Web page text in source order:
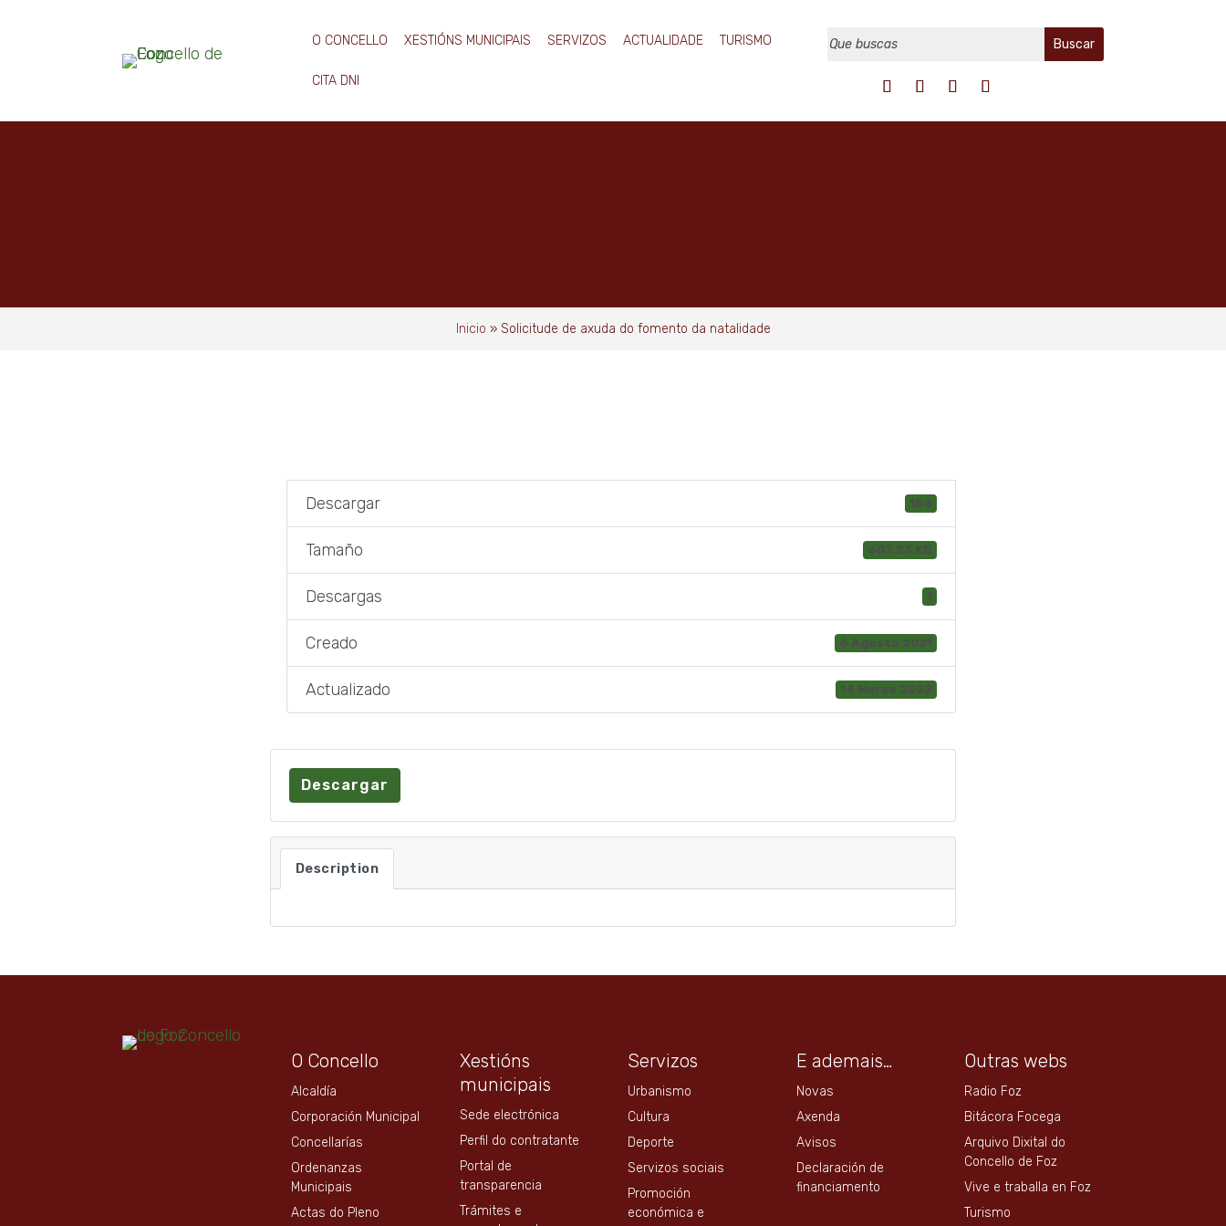
O CONCELLO XESTIÓNS MUNICIPAIS SERVIZOS ACTUALIDADE TURISMO
CITA DNI
Inicio » Solicitude de axuda do fomento da natalidade
Descargar 154
Tamaño 607.23 KB
Descargas 1
Creado 6 Agosto 2021
Actualizado 14 Marzo 2022
Descargar
Description
O Concello
Alcaldía
Corporación Municipal
Concellarías
Ordenanzas
Municipais
Actas do Pleno
Xestións
municipais
Sede electrónica
Perfil do contratante
Portal de
transparencia
Trámites e
Servizos
Urbanismo
Cultura
Deporte
Servizos sociais
Promoción
económica e
E ademais…
Novas
Axenda
Avisos
Declaración de
financiamento
Outras webs
Radio Foz
Bitácora Focega
Arquivo Dixital do
Concello de Foz
Vive e traballa en Foz
Turismo